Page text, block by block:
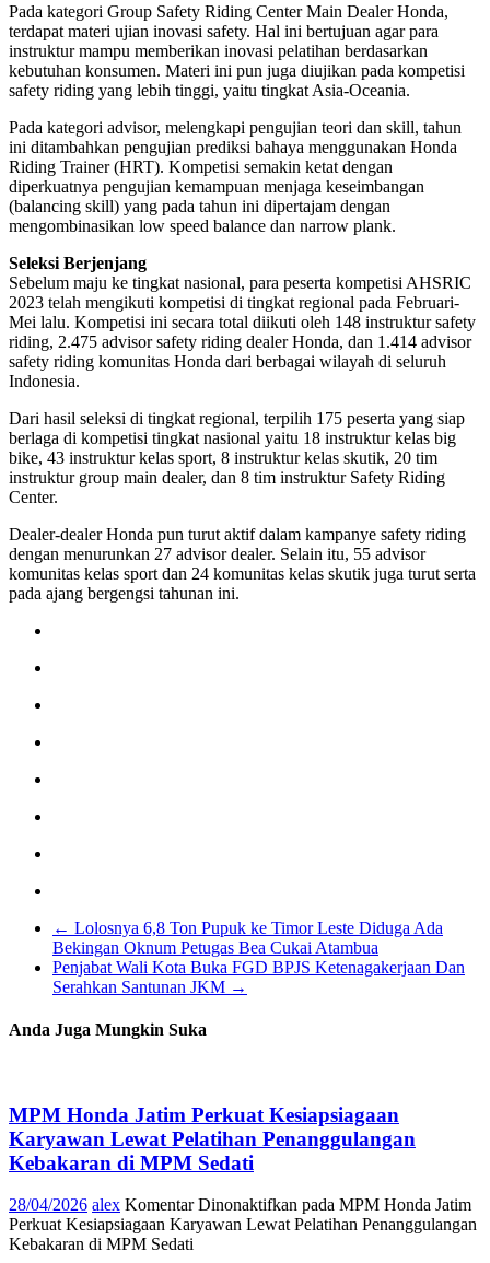
Pada kategori Group Safety Riding Center Main Dealer Honda,
terdapat materi ujian inovasi safety. Hal ini bertujuan agar para
instruktur mampu memberikan inovasi pelatihan berdasarkan
kebutuhan konsumen. Materi ini pun juga diujikan pada kompetisi
safety riding yang lebih tinggi, yaitu tingkat Asia-Oceania.
Pada kategori advisor, melengkapi pengujian teori dan skill, tahun
ini ditambahkan pengujian prediksi bahaya menggunakan Honda
Riding Trainer (HRT). Kompetisi semakin ketat dengan
diperkuatnya pengujian kemampuan menjaga keseimbangan
(balancing skill) yang pada tahun ini dipertajam dengan
mengombinasikan low speed balance dan narrow plank.
Seleksi Berjenjang
Sebelum maju ke tingkat nasional, para peserta kompetisi AHSRIC
2023 telah mengikuti kompetisi di tingkat regional pada Februari-
Mei lalu. Kompetisi ini secara total diikuti oleh 148 instruktur safety
riding, 2.475 advisor safety riding dealer Honda, dan 1.414 advisor
safety riding komunitas Honda dari berbagai wilayah di seluruh
Indonesia.
Dari hasil seleksi di tingkat regional, terpilih 175 peserta yang siap
berlaga di kompetisi tingkat nasional yaitu 18 instruktur kelas big
bike, 43 instruktur kelas sport, 8 instruktur kelas skutik, 20 tim
instruktur group main dealer, dan 8 tim instruktur Safety Riding
Center.
Dealer-dealer Honda pun turut aktif dalam kampanye safety riding
dengan menurunkan 27 advisor dealer. Selain itu, 55 advisor
komunitas kelas sport dan 24 komunitas kelas skutik juga turut serta
pada ajang bergengsi tahunan ini.
← Lolosnya 6,8 Ton Pupuk ke Timor Leste Diduga Ada
Bekingan Oknum Petugas Bea Cukai Atambua
Penjabat Wali Kota Buka FGD BPJS Ketenagakerjaan Dan
Serahkan Santunan JKM →
Anda Juga Mungkin Suka
MPM Honda Jatim Perkuat Kesiapsiagaan
Karyawan Lewat Pelatihan Penanggulangan
Kebakaran di MPM Sedati
28/04/2026 alex Komentar Dinonaktifkan pada MPM Honda Jatim
Perkuat Kesiapsiagaan Karyawan Lewat Pelatihan Penanggulangan
Kebakaran di MPM Sedati